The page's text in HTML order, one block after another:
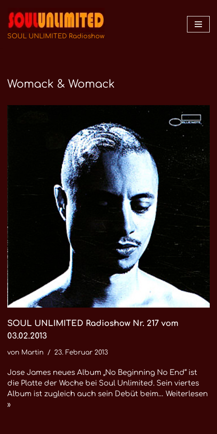
Zum
Inhalt
SOUL UNLIMITED Radioshow
Womack & Womack
SOUL UNLIMITED Radioshow Nr. 217 vom
03.02.2013
von Martin 23. Februar 2013
Jose James neues Album „No Beginning No End“ ist
die Platte der Woche bei Soul Unlimited. Sein viertes
Album ist zugleich auch sein Debüt beim… Weiterlesen
»